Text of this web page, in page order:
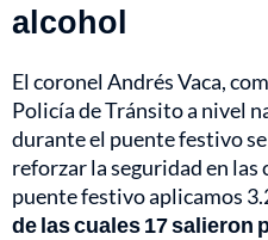
alcohol
El coronel Andrés Vaca,
Policía de Tránsito a nivel
durante el puente festivo
reforzar la seguridad en
puente festivo aplicamos
de las cuales 17 salieron